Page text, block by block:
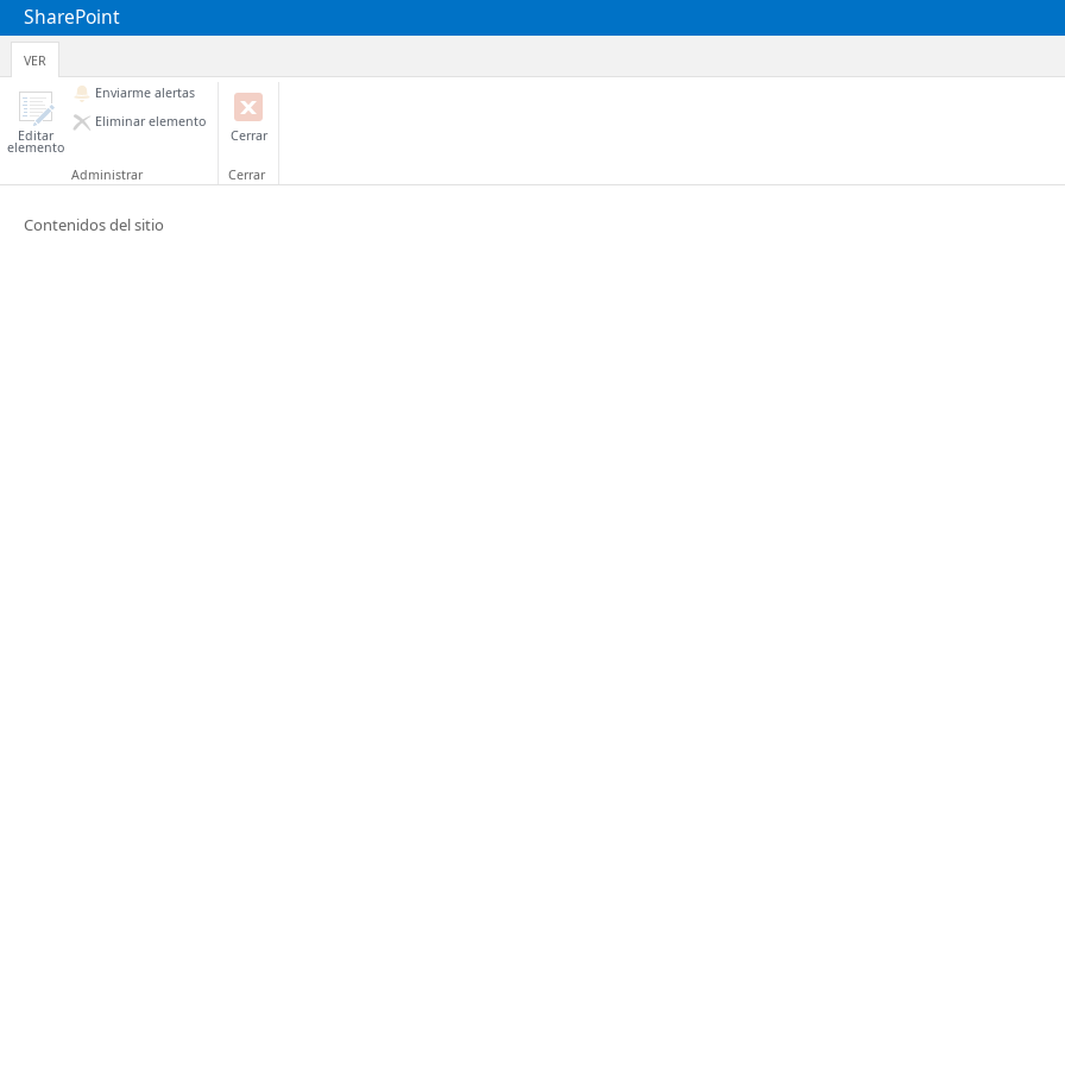
SharePoint
VER
Editar
elemento
Enviarme alertas
Eliminar elemento
Administrar
Cerrar
Cerrar
Contenidos del sitio